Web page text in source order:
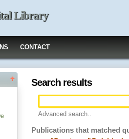
Library
CONTACT
Search results
Advanced search..
Publications that matched